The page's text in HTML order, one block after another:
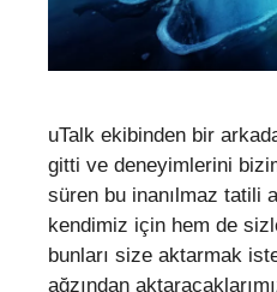
uTalk ekibinden bir
gitti ve deneyimlerini
süren bu inanılmaz tatili
kendimiz için hem de
bunları size aktarmak
ağzından